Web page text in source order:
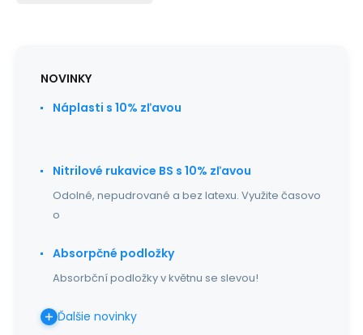
NOVINKY
Náplasti s 10% zľavou
Nitrilové rukavice BS s 10% zľavou
Odolné, nepudrované a bez latexu. Využite časovo
o
Absorpčné podložky
Absorbční podložky v květnu se slevou!
Ďalšie novinky